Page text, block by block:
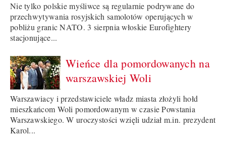
Nie tylko polskie myśliwce są regularnie podrywane do
przechwytywania rosyjskich samolotów operujących w
pobliżu granic NATO. 3 sierpnia włoskie Eurofightery
stacjonujące...
Wieńce dla pomordowanych na
warszawskiej Woli
Warszawiacy i przedstawiciele władz miasta złożyli hołd
mieszkańcom Woli pomordowanym w czasie Powstania
Warszawskiego. W uroczystości wzięli udział m.in. prezydent
Karol...